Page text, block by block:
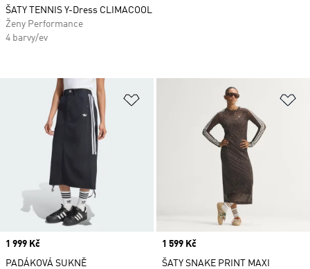
Přidat do seznamu přání
Price
1 999 Kč
PADÁKOVÁ SUKNĚ
Price
1 599 Kč
ŠATY SNAKE PRINT MAXI
ŠATY TENNIS Y-Dress CLIMACOOL
Ženy Performance
4 barvy/ev